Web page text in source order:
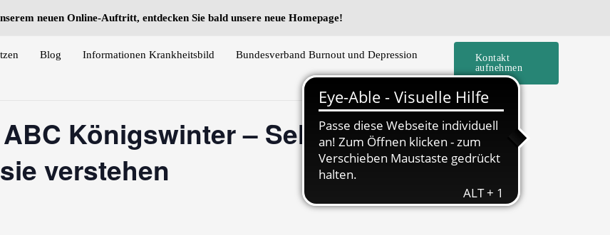
neuen Online-Auftritt, entdecken Sie bald unsere neue Homepage!
Blog Informationen Krankheitsbild
Bundesverband Burnout und Depression
Kontakt
aufnehmen
Königswinter – Selbstzweifel
verstehen